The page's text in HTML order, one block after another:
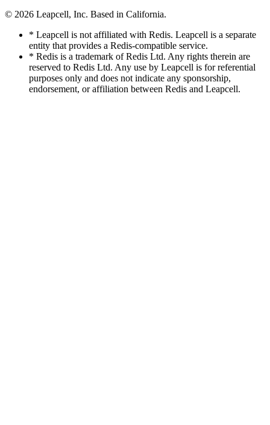
© 2026 Leapcell, Inc. Based in California.
* Leapcell is not affiliated with Redis. Leapcell is a separate
entity that provides a Redis-compatible service.
* Redis is a trademark of Redis Ltd. Any rights therein are
reserved to Redis Ltd. Any use by Leapcell is for referential
purposes only and does not indicate any sponsorship,
endorsement, or affiliation between Redis and Leapcell.